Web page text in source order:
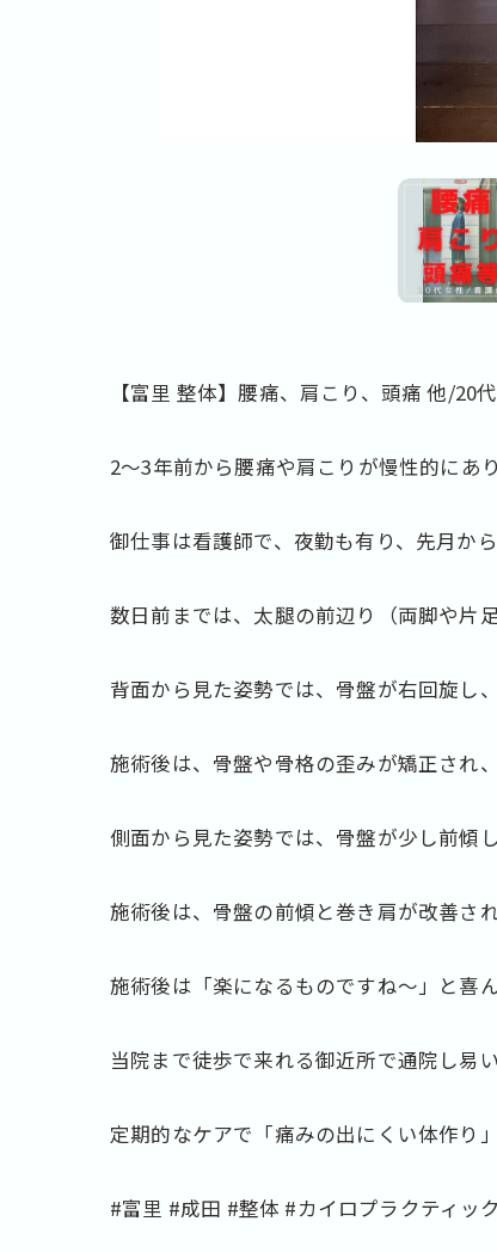
【富里 整体】腰痛、肩こり、頭痛 他/20
2～3年前から腰痛や肩こりが慢性的にあ
御仕事は看護師で、夜勤も有り、先月か
数日前までは、太腿の前辺り（両脚や片
背面から見た姿勢では、骨盤が右回旋し
施術後は、骨盤や骨格の歪みが矯正され
側面から見た姿勢では、骨盤が少し前傾
施術後は、骨盤の前傾と巻き肩が改善さ
施術後は「楽になるものですね～」と喜
当院まで徒歩で来れる御近所で通院し易
定期的なケアで「痛みの出にくい体作り
#富里 #成田 #整体 #カイロプラクティッ